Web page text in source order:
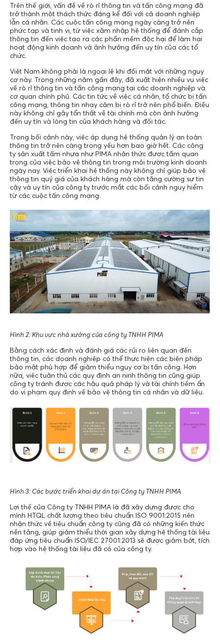
Trên thế giới, vấn đề về rò rỉ thông tin và tấn công mạng đã
trở thành một thách thức đáng kể đối với cả doanh nghiệp
lẫn cá nhân. Các cuộc tấn công mạng ngày càng trở nên
phức tạp và tinh vi, từ việc xâm nhập hệ thống để đánh cắp
thông tin đến việc tạo ra các phần mềm độc hại để làm hại
hoạt động kinh doanh và ảnh hưởng đến uy tín của các tổ
chức.
Việt Nam không phải là ngoại lệ khi đối mặt với những nguy
cơ này. Trong những năm gần đây, đã xuất hiện nhiều vụ việc
về rò rỉ thông tin và tấn công mạng tại các doanh nghiệp và
cơ quan chính phủ. Các tin tức về việc cá nhân, tổ chức bị tấn
công mạng, thông tin nhạy cảm bị rò rỉ trở nên phổ biến. Điều
này không chỉ gây tổn thất về tài chính mà còn ảnh hưởng
đến uy tín và lòng tin của khách hàng và đối tác.
Trong bối cảnh này, việc áp dụng hệ thống quản lý an toàn
thông tin trở nên càng trọng yếu hơn bao giờ hết. Các công
ty sản xuất tấm nhựa như PIMA nhận thức được tầm quan
trọng của việc bảo vệ thông tin trong môi trường kinh doanh
ngày nay. Việc triển khai hệ thống này không chỉ giúp bảo vệ
thông tin quý giá của khách hàng mà còn tăng cường sự tin
cậy và uy tín của công ty trước mắt các bối cảnh nguy hiểm
từ các cuộc tấn công mạng.
Hình 2: Khu vực nhà xưởng của công ty TNHH PIMA
Bằng cách xác định và đánh giá các rủi ro liên quan đến
thông tin, các doanh nghiệp có thể thực hiện các biện pháp
bảo mật phù hợp để giảm thiểu nguy cơ bị tấn công. Hơn
nữa, việc tuân thủ các quy định an ninh thông tin cũng giúp
công ty tránh được các hậu quả pháp lý và tài chính tiềm ẩn
do vi phạm quy định về bảo vệ thông tin cá nhân và dữ liệu.
Hình 3: Các bước triển khai dự án tại Công ty TNHH PIMA
Lợi thế của Công ty TNHH PIMA là đã xây dựng được cho
mình HTQL chất lượng theo tiêu chuẩn ISO 9001:2015 nên
nhận thức về tiêu chuẩn công ty cũng đã có những kiến thức
nền tảng, giúp giảm thiểu thời gian xây dựng hệ thống tài liệu
đáp ứng tiêu chuẩn ISO/IEC 27001:2013 sẽ được giảm bớt, tích
hợp vào hệ thống tài liệu đã có của công ty.